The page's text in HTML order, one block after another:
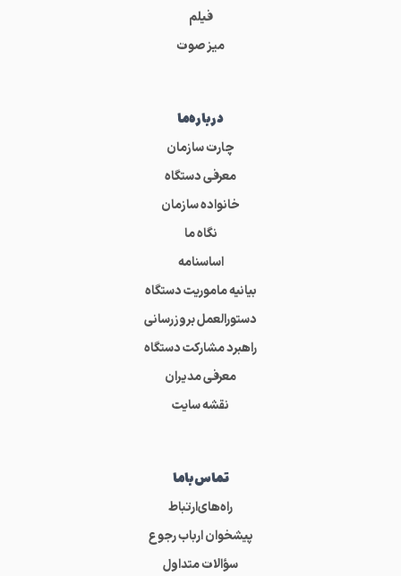
فیلم
میز صوت
درباره‌ما
چارت سازمان
معرفی دستگاه
خانواده سازمان
نگاه ما
اساسنامه
بیانیه ماموریت دستگاه
دستورالعمل بروزرسانی
راهبرد مشارکت دستگاه
معرفی مدیران
نقشه سایت
تماس‌باما
راه‌های‌ارتباط
پیشخوان ارباب رجوع
سؤالات متداول